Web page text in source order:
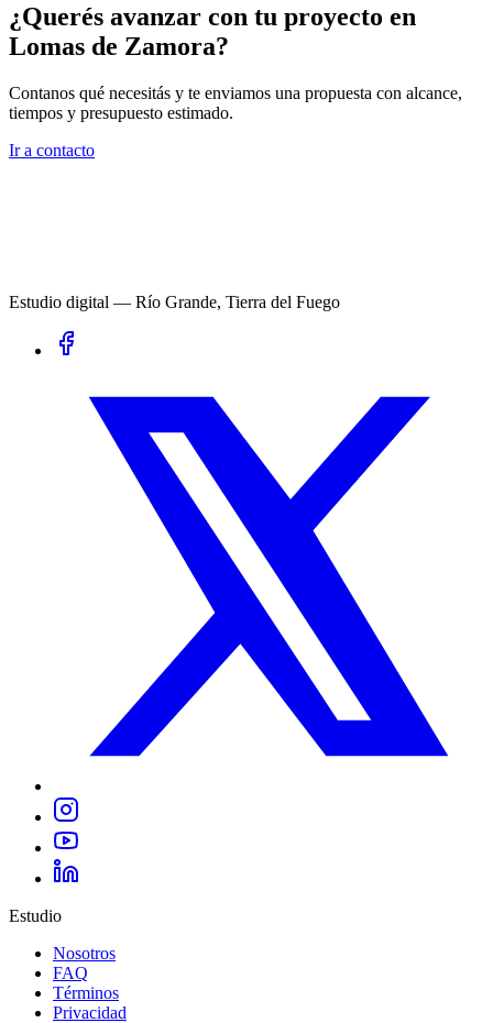
¿Querés avanzar con tu proyecto en
Lomas de Zamora?
Contanos qué necesitás y te enviamos una propuesta con alcance,
tiempos y presupuesto estimado.
Ir a contacto
Estudio digital — Río Grande, Tierra del Fuego
Estudio
Nosotros
FAQ
Términos
Privacidad